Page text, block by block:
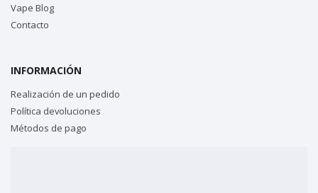
Vape Blog
Contacto
INFORMACIÓN
Realización de un pedido
Política devoluciones
Métodos de pago